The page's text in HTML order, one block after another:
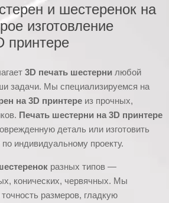
и шестеренок на
изготовление
принтере
3D печать шестерни любой
задачи. Мы специализируемся на
на 3D принтере из прочных,
Печать шестерни на 3D принтере
деталь или изготовить
индивидуальному проекту.
разных типов —
конических, червячных. Мы
размеров, гладкую